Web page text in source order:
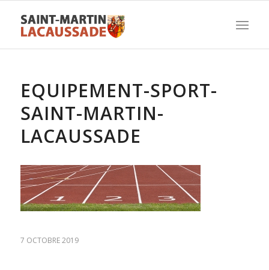
EQUIPEMENT-SPORT-
SAINT-MARTIN-
LACAUSSADE
7 OCTOBRE 2019